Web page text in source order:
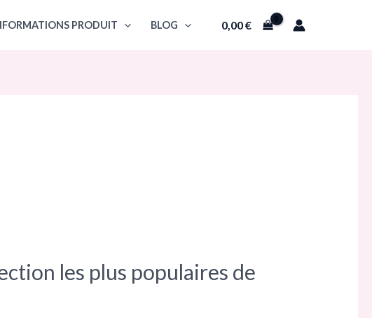
PRODUIT BLOG 0,00€
les plus populaires de